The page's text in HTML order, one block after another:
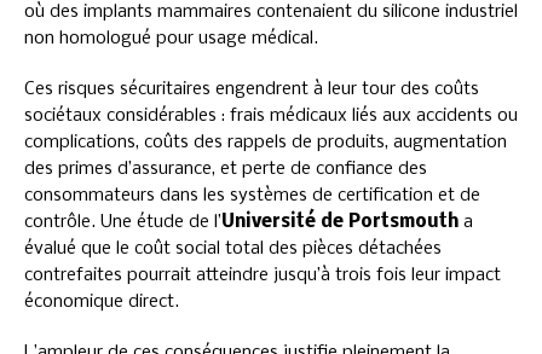
où des implants mammaires contenaient du silicone industriel
non homologué pour usage médical.
Ces risques sécuritaires engendrent à leur tour des coûts
sociétaux considérables : frais médicaux liés aux accidents ou
complications, coûts des rappels de produits, augmentation
des primes d’assurance, et perte de confiance des
consommateurs dans les systèmes de certification et de
contrôle. Une étude de l’Université de Portsmouth a
évalué que le coût social total des pièces détachées
contrefaites pourrait atteindre jusqu’à trois fois leur impact
économique direct.